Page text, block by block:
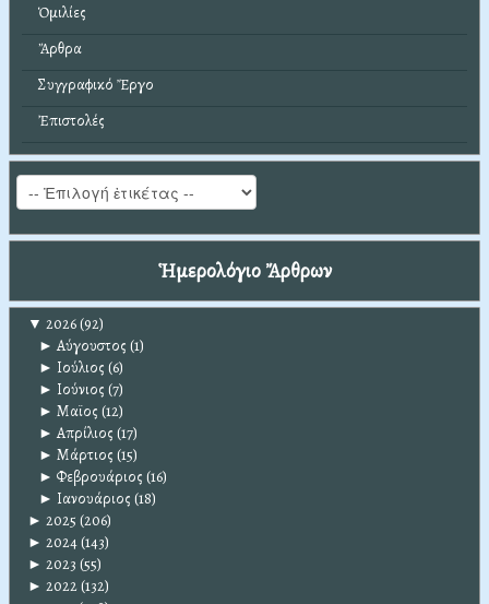
Ὁμιλίες
Ἄρθρα
Συγγραφικό Ἔργο
Ἐπιστολές
Ἡμερολόγιο Ἄρθρων
▼ 2026(92)
► Αύγουστος (1)
► Ιούλιος (6)
► Ιούνιος (7)
► Μαϊος (12)
► Απρίλιος (17)
► Μάρτιος (15)
► Φεβρουάριος (16)
► Ιανουάριος (18)
► 2025 (206)
► 2024(143)
► 2023 (55)
► 2022(132)